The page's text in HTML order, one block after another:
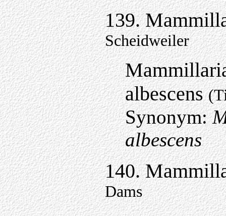
139.
Scheidweiler
albescens
Synonym:
albescens
140.
Dams